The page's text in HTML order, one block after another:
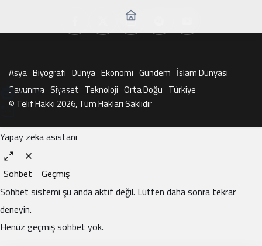
Asya Biyografi Dünya Ekonomi Gündem İslam Dünyası
Savunma Siyaset Teknoloji Orta Doğu Türkiye
© Telif Hakkı 2026, Tüm Hakları Saklıdır
KAI ile Sohbet Et
Yapay zeka asistanı
Sohbet Geçmiş
Sohbet sistemi şu anda aktif değil. Lütfen daha sonra tekrar
deneyin.
Henüz geçmiş sohbet yok.